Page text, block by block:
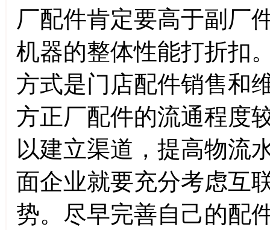
厂配件肯定要高于副厂
机器的整体性能打折扣
方式是门店配件销售和
方正厂配件的流通程度
以建立渠道，提高物流
面企业就要充分考虑互
势。尽早完善自己的配